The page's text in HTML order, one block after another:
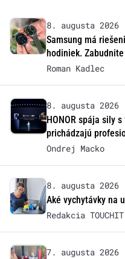
8. augusta 2026
Samsung má
hodiniek.
Roman Kadlec
8. augusta 2026
HONOR spája sily
prichádzajú
Ondrej Macko
8. augusta 2026
Aké vychytávky na
Redakcia TOUCHIT
7. augusta 2026